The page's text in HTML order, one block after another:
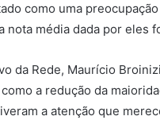
como uma
nota média dada por eles
da Rede, Maurício
a redução da
a atenção que